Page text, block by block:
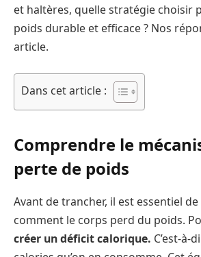
et haltères, quelle stratégie choisir
poids durable et efficace ? Nos
article.
Dans cet article :
Comprendre le
perte de poids
Avant de trancher, il est essentiel
comment le corps perd du poids.
créer un déficit calorique. C’est-à-